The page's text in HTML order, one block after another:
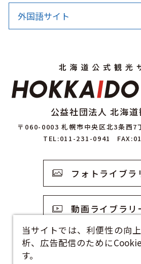
外国語サイト
公益社団法人 北海
〒060-0003 札幌市中央区北3条西7
TEL:011-231-0941
フォトライブラ
動画ライブラリ
観光資料
当サイトでは、利便性の向
析、広告配信のために
す。